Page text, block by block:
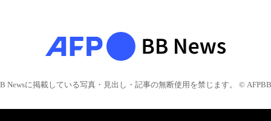
Newsに掲載している写真・見出し・記事の無断使用を禁じます。 © AFPBB